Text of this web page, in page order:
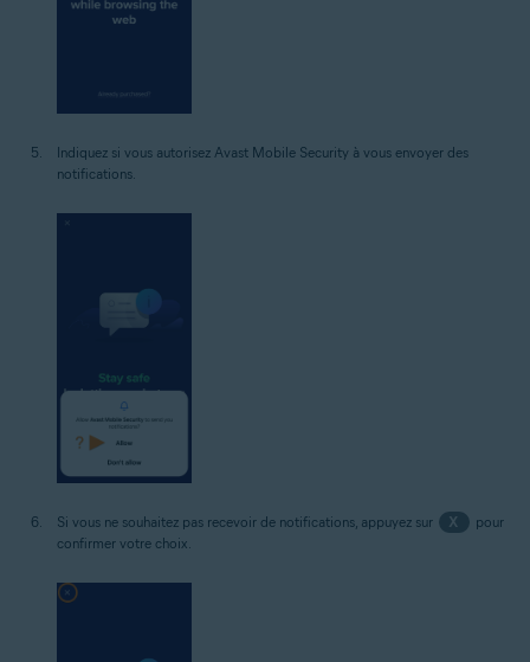
Indiquez si vous autorisez Avast Mobile Security à vous envoyer des
notifications.
Si vous ne souhaitez pas recevoir de notifications, appuyez sur X
pour
confirmer votre choix.